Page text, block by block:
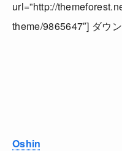
url=”http://
theme/9865647″] ダウ
Oshin